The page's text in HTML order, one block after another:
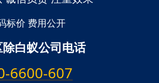
标价 费用公开
白蚁公司电话
6600-607